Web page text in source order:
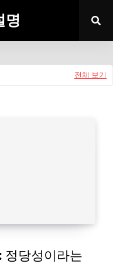
명
전체 보기
당성이라는